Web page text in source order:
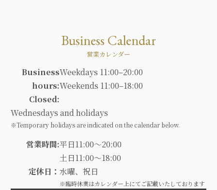
Business Calendar
営業カレンダー
Business
hours:
Weekdays 11:00–20:00
Weekends 11:00–18:00
Closed:
Wednesdays and holidays
※Temporary holidays are indicated on the calendar below.
営業時間:平日11:00～20:00
土日11:00～18:00
定休日：水曜、祝日
※臨時休業はカレンダー上にてご記載いたしております